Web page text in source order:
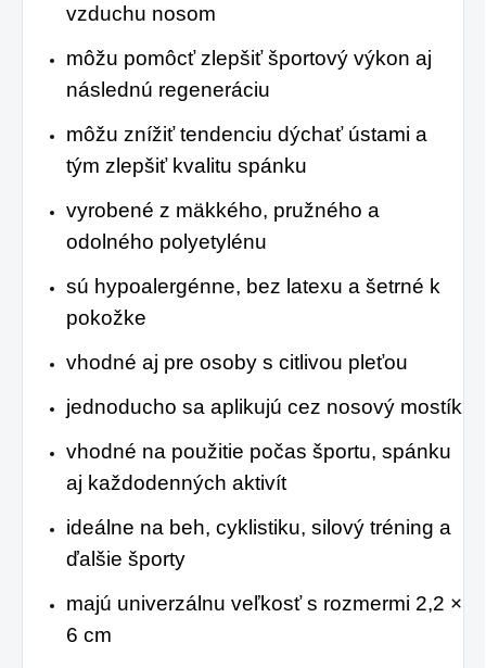
vzduchu nosom
môžu pomôcť zlepšiť športový výkon aj
následnú regeneráciu
môžu znížiť tendenciu dýchať ústami a
tým zlepšiť kvalitu spánku
vyrobené z mäkkého, pružného a
odolného polyetylénu
sú hypoalergénne, bez latexu a šetrné k
pokožke
vhodné aj pre osoby s citlivou pleťou
jednoducho sa aplikujú cez nosový mostík
vhodné na použitie počas športu, spánku
aj každodenných aktivít
ideálne na beh, cyklistiku, silový tréning a
ďalšie športy
majú univerzálnu veľkosť s rozmermi 2,2 ×
6 cm